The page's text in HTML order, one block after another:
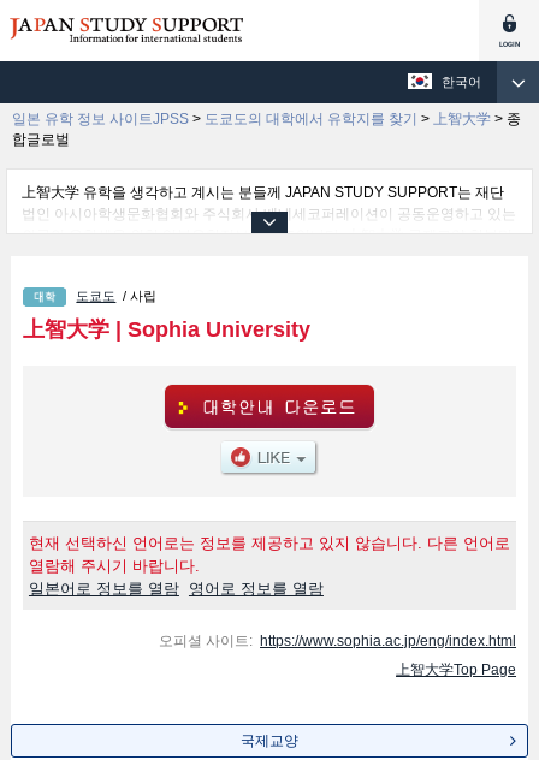
한국어
일본 유학 정보 사이트JPSS > 도쿄도의 대학에서 유학지를 찾기 > 上智大学 > 종
합글로벌
上智大学 유학을 생각하고 계시는 분들께 JAPAN STUDY SUPPORT는 재단
법인 아시아학생문화협회와 주식회사 베네세코퍼레이션이 공동운영하고 있는
외국인 유학생을 위한 일본유학정보 사이트입니다. 上智大学 국제교양 학부및
인간과 학부 등 학부 별 상세 정보도 게재하고 있기 때문에, 上智大学 관한 유학
정보를 찾고 계시는 분들은 꼭 이용해 보시기 바랍니다. 이 외에도 외국인 유학
생을 모집을 하고 있는 1,300여 개의 대학・대학원・단기대학・전문학교의 정
도쿄도 / 사립
上智大学| Sophia University
현재 선택하신 언어로는 정보를 제공하고 있지 않습니다. 다른 언어로
열람해 주시기 바랍니다.
일본어로 정보를 열람
영어로 정보를 열람
오피셜 사이트: https://www.sophia.ac.jp/eng/index.html
上智大学Top Page
국제교양